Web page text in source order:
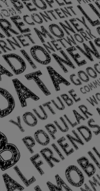
Centro - Cep: 27.330-030
às 17h.
– 3.780 – Colônia Santo
17h